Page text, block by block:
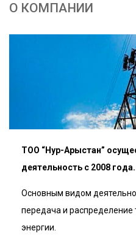
О КОМПАНИИ
ТОО “Нур-Арыстан”
деятельность с 2008 года.
Основным видом
передача и распределение
энергии.